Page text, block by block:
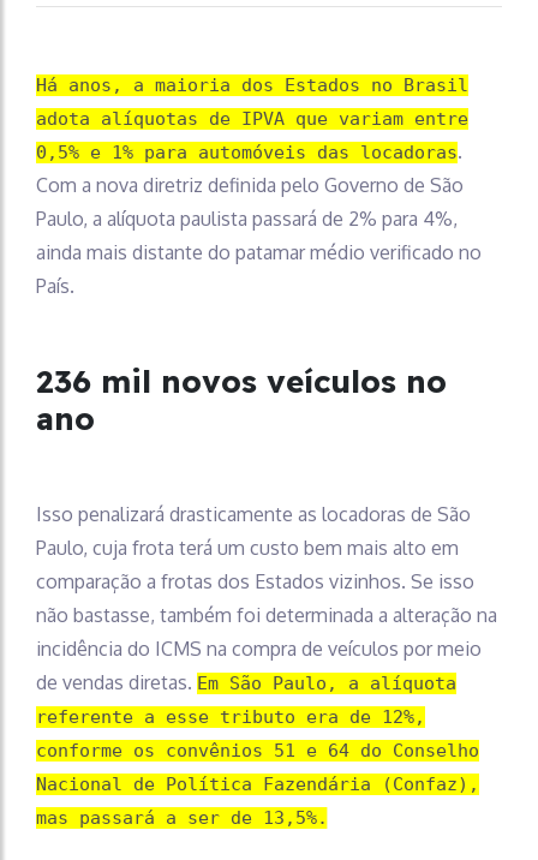
Há anos, a maioria dos Estados no Brasil
adota alíquotas de IPVA que variam entre
0,5% e 1% para automóveis das locadoras.
Com a nova diretriz definida pelo Governo de São
Paulo, a alíquota paulista passará de 2% para 4%,
ainda mais distante do patamar médio verificado no
País.
236 mil novos veículos no
ano
Isso penalizará drasticamente as locadoras de São
Paulo, cuja frota terá um custo bem mais alto em
comparação a frotas dos Estados vizinhos. Se isso
não bastasse, também foi determinada a alteração na
incidência do ICMS na compra de veículos por meio
de vendas diretas. Em São Paulo, a alíquota
referente a esse tributo era de 12%,
conforme os convênios 51 e 64 do Conselho
Nacional de Política Fazendária (Confaz),
mas passará a ser de 13,5%.